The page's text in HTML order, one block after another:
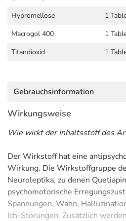
Hypromellose
1
Macrogol 400
1
Titandioxid
1
Gebrauchsinformation
Wirkungsweise
Wie wirkt der Inhaltsstoff des
Der Wirkstoff hat eine
Wirkung. Die Wirkstoffgruppe
Neuroleptika, zu denen
psychomotorische
Spannungen, Wahn,
Ich-Störungen. Zusätzlich